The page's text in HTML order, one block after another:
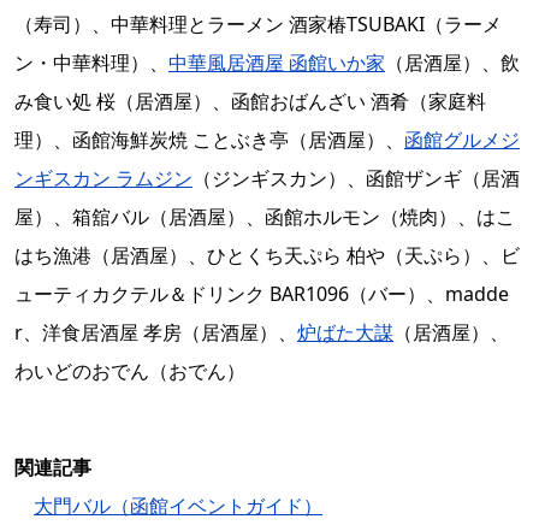
（寿司）、中華料理とラーメン 酒家椿TSUBAKI（ラーメ
ン・中華料理）、 中華風居酒屋 函館いか家 （居酒屋）、飲
み食い処 桜（居酒屋）、函館おばんざい 酒肴（家庭料
理）、函館海鮮炭焼 ことぶき亭（居酒屋）、 函館グルメジ
ンギスカン ラムジン （ジンギスカン）、函館ザンギ（居酒
屋）、箱舘バル（居酒屋）、函館ホルモン（焼肉）、はこ
はち漁港（居酒屋）、ひとくち天ぷら 柏や（天ぷら）、ビ
ューティカクテル＆ドリンク BAR1096（バー）、madde
r、洋食居酒屋 孝房（居酒屋）、 炉ばた大謀 （居酒屋）、
わいどのおでん（おでん）
関連記事
大門バル（函館イベントガイド）